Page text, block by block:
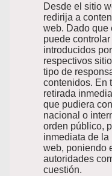
Desde el sitio
redirija a
web. Dado que
puede
introducidos
respectivos
tipo de
contenidos. En
retirada
que pudiera
nacional o
orden público,
inmediata de
web, poniendo
autoridades
cuestión.